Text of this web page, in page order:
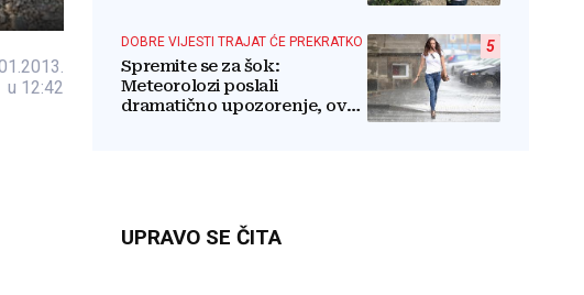
u 12:42
5
DOBRE VIJESTI TRAJAT ĆE PREKRATKO
Spremite se za šok:
Meteorolozi poslali
dramatično upozorenje, ovo
UPRAVO SE ČITA